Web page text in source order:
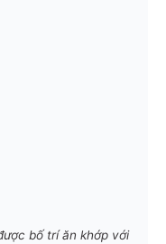
bố trí ăn khớp với